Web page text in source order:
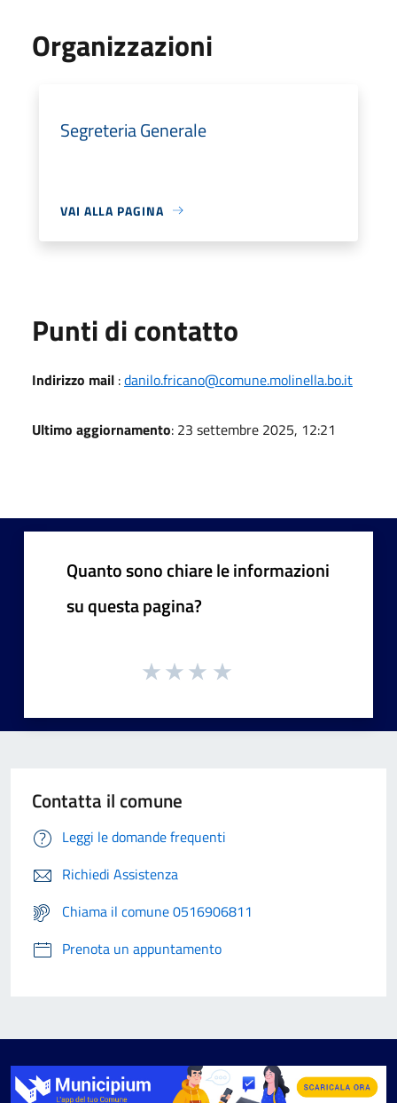
Organizzazioni
Segreteria Generale
VAI ALLA PAGINA
Punti di contatto
Indirizzo mail :danilo.fricano@comune.molinella.bo.it
Ultimo aggiornamento: 23 settembre 2025, 12:21
Quanto sono chiare le informazioni
su questa pagina?
Contatta il comune
Leggi le domande frequenti
Richiedi Assistenza
Chiama il comune 0516906811
Prenota un appuntamento